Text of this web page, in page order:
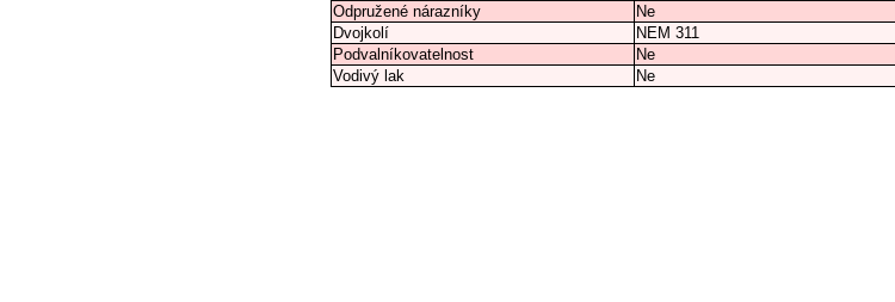
Odpružené nárazníky
Ne
Dvojkolí
NEM 311
Podvalníkovatelnost
Ne
Vodivý lak
Ne